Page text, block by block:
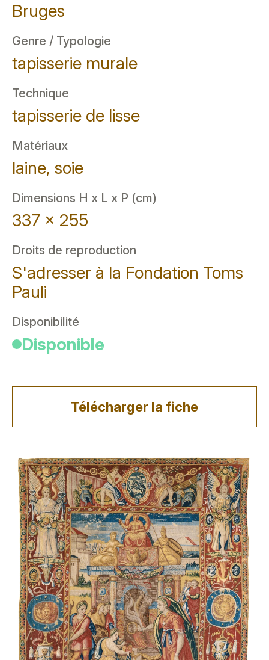
Bruges
Genre / Typologie
tapisserie murale
Technique
tapisserie de lisse
Matériaux
laine, soie
Dimensions H x L x P (cm)
337 x 255
Droits de reproduction
S'adresser à la Fondation Toms
Pauli
Disponibilité
Disponible
Télécharger la fiche